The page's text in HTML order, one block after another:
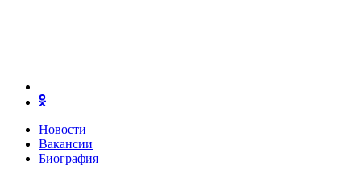
Новости
Вакансии
Биография